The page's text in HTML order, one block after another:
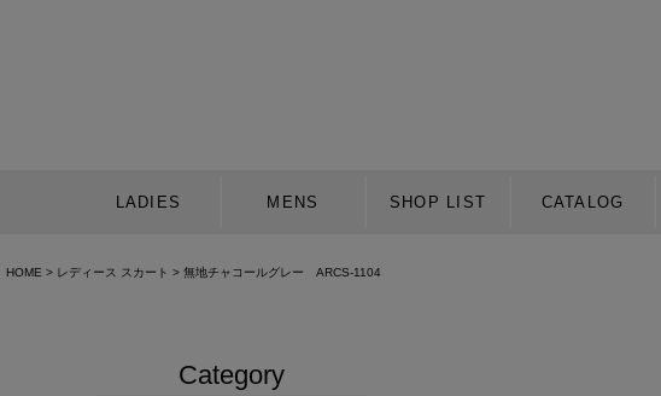
LADIES MENS SHOP LIST CATALOG
HOME レディース スカート 無地チャコールグレー ARCS-1104
Category